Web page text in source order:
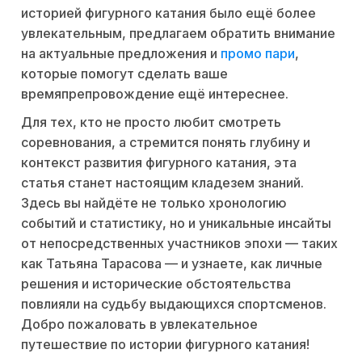
историей фигурного катания было ещё более
увлекательным, предлагаем обратить внимание
на актуальные предложения и промо пари,
которые помогут сделать ваше
времяпрепровождение ещё интереснее.
Для тех, кто не просто любит смотреть
соревнования, а стремится понять глубину и
контекст развития фигурного катания, эта
статья станет настоящим кладезем знаний.
Здесь вы найдёте не только хронологию
событий и статистику, но и уникальные инсайты
от непосредственных участников эпохи — таких
как Татьяна Тарасова — и узнаете, как личные
решения и исторические обстоятельства
повлияли на судьбу выдающихся спортсменов.
Добро пожаловать в увлекательное
путешествие по истории фигурного катания!